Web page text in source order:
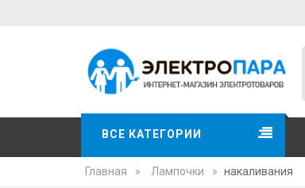
ВСЕ КАТЕГОРИИ
Главная » Лампочки » накаливания